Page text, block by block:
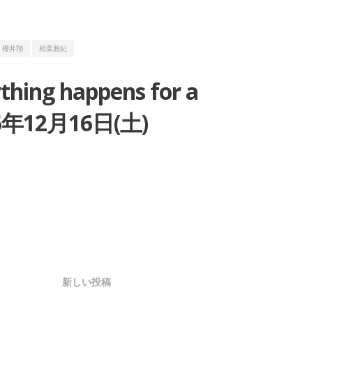
櫻井翔 相葉雅紀
happens for a
12月16日(土)
新しい投稿